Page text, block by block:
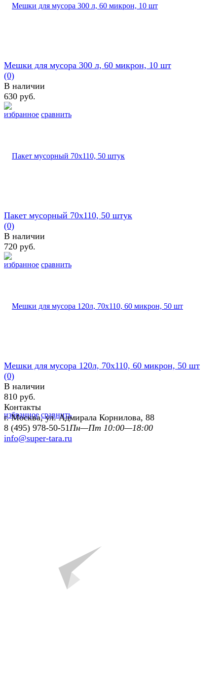
избранное сравнить
Мешки для мусора 300 л, 60 микрон, 10 шт
(0)
В наличии
630 руб.
избранное сравнить
Пакет мусорный 70х110, 50 штук
(0)
В наличии
720 руб.
избранное сравнить
Мешки для мусора 120л, 70х110, 60 микрон, 50 шт
(0)
В наличии
810 руб.
Контакты
г. Москва, ул. Адмирала Корнилова, 88
8 (495) 978-50-51 Пн—Пт 10:00—18:00
info@super-tara.ru